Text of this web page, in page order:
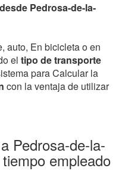
Pedrosa-de-la-
auto, En bicicleta o en
el tipo de transporte
para Calcular la
con la ventaja de utilizar
Pedrosa-de-la-
empleado